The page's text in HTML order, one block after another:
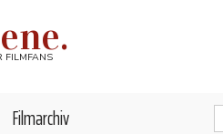
FILMFANS
Filmarchiv